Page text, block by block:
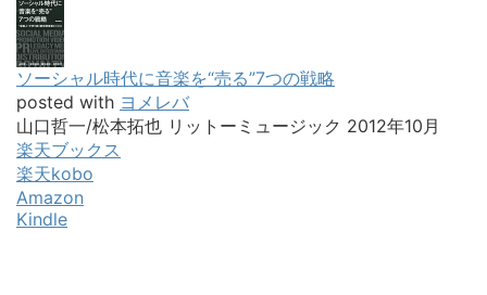
ソーシャル時代に音楽を“売る”7つの戦略
posted with ヨメレバ
山口哲一/松本拓也 リットーミュージック 2012年10月
楽天ブックス
楽天kobo
Amazon
Kindle